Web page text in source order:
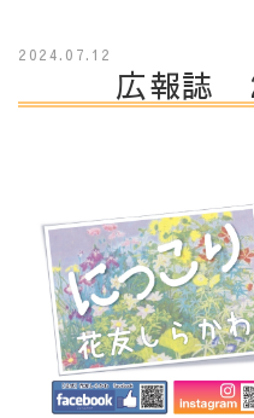
2024.07.12
広報誌